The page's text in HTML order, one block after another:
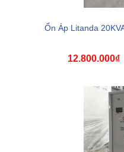
Ổn Áp Litanda
12.800.000₫